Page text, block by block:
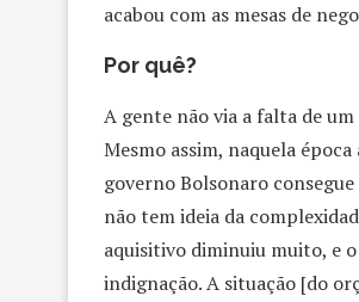
acabou com as mesas de
Por quê?
A gente não via a falta de
Mesmo assim, naquela
governo Bolsonaro
não tem ideia da
aquisitivo diminuiu muito, e
indignação. A situação [do